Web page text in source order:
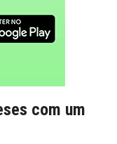
com um